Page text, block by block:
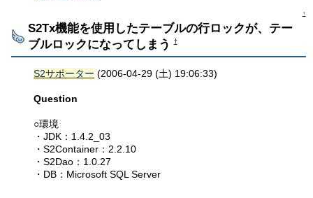
↑
S2Tx機能を使用したテーブルの行ロックが、テー
ブルロックになってしまう
†
S2サポーター (2006-04-29 (土) 19:06:33)
Question
○環境
・JDK：1.4.2_03
・S2Container：2.2.10
・S2Dao：1.0.27
・DB：Microsoft SQL Server